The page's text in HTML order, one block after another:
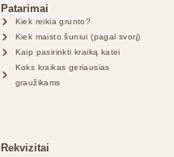
Patarimai
Kiek reikia grunto?
Kiek maisto šuniui (pagal svorį)
Kaip pasirinkti kraiką katei
Koks kraikas geriausias
graužikams
Rekvizitai